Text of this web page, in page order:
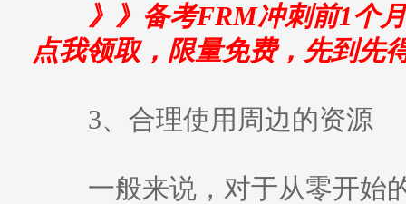
》》备考FRM冲刺前1个
点我领取，限量免费，先到先
3、合理使用周边的资源
一般来说，对于从零开始